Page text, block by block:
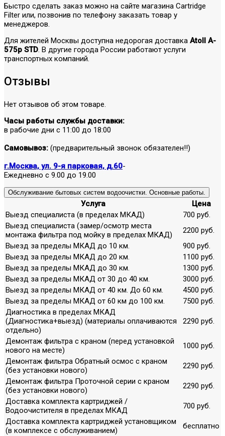
Быстро сделать заказ можно на сайте магазина Cartridge
Filter или, позвонив по телефону заказать товар у
менеджеров.
Для жителей Москвы доступна недорогая доставка Atoll A-
575p STD. В другие города России работают услуги
транспортных компаний.
Отзывы
Нет отзывов об этом товаре.
Часы работы службы доставки:
в рабочие дни с 11:00 до 18:00
Самовывоз: (предварительный звонок обязателен!!)
г.Москва, ул. 9-я парковая, д.60-
Ежедневно с 9.00 до 19.00
Обслуживание бытовых систем водоочистки. Основные работы.
Услуга
Цена
Выезд специалиста (в пределах МКАД)
700 руб.
Выезд специалиста (замер/осмотр места
монтажа фильтра под мойку в пределах МКАД)
2200 руб.
Выезд за пределы МКАД до 10 км.
900 руб.
Выезд за пределы МКАД до 20 км.
1100 руб.
Выезд за пределы МКАД до 30 км.
1300 руб.
Выезд за пределы МКАД от 30 до 40 км.
3000 руб.
Выезд за пределы МКАД от 40 км. До 60 км.
4500 руб.
Выезд за пределы МКАД от 60 км до 100 км.
7500 руб.
Диагностика в пределах МКАД
(Диагностика+выезд) (материалы оплачиваются
отдельно)
2290 руб.
Демонтаж фильтра с краном (перед установкой
нового на месте)
1000 руб.
Демонтаж фильтра Обратный осмос с краном
(без установки нового)
2290 руб.
Демонтаж фильтра Проточной серии с краном
(без установки нового)
2290 руб.
Доставка комплекта картриджей /
Водоочистителя в пределах МКАД
700 руб.
Доставка комплекта картриджей установщиком
(в комплексе с обслуживанием)
бесплатно